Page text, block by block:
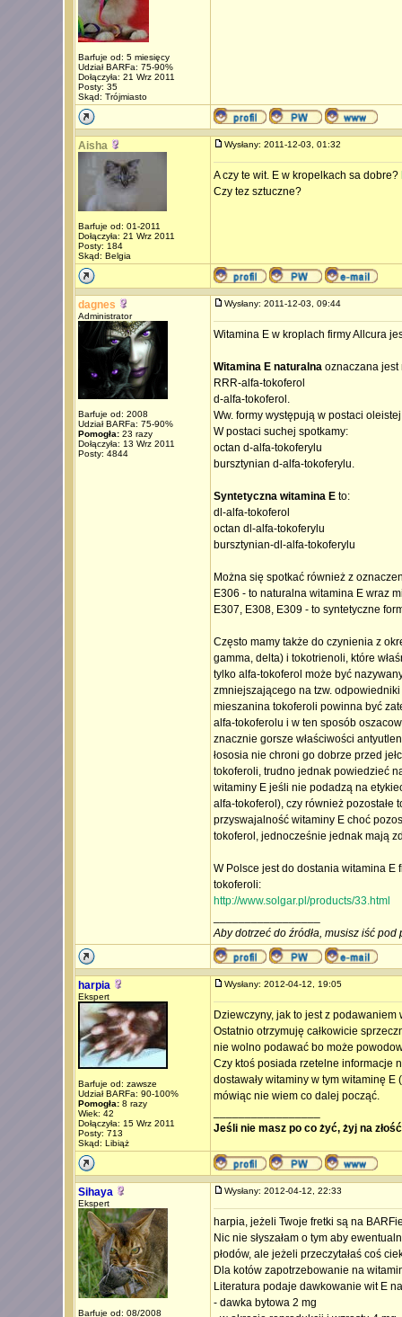
Barfuje od: 5 miesięcy
Udział BARFa: 75-90%
Dołączyła: 21 Wrz 2011
Posty: 35
Skąd: Trójmiasto
Aisha
Barfuje od: 01-2011
Dołączyła: 21 Wrz 2011
Posty: 184
Skąd: Belgia
Wysłany: 2011-12-03, 01:32
A czy te wit. E w kropelkach sa dobre?
Czy tez sztuczne?
dagnes
Administrator
Barfuje od: 2008
Udział BARFa: 75-90%
Pomogła:23 razy
Dołączyła: 13 Wrz 2011
Posty: 4844
Wysłany: 2011-12-03, 09:44
Witamina E w kroplach firmy Allcura
Witamina E naturalna oznaczana jest
RRR-alfa-tokoferol
d-alfa-tokoferol.
Ww. formy występują w postaci
W postaci suchej spotkamy:
octan d-alfa-tokoferylu
bursztynian d-alfa-tokoferylu.
Syntetyczna witamina Eto:
dl-alfa-tokoferol
octan dl-alfa-tokoferylu
bursztynian-dl-alfa-tokoferylu
Można się spotkać również z
E306 - to naturalna witamina E wraz
E307, E308, E309 - to syntetyczne
Często mamy także do czynienia z
gamma, delta) i tokotrienoli, które
tylko alfa-tokoferol może być
zmniejszającego na tzw.
mieszanina tokoferoli powinna być
alfa-tokoferolu i w ten sposób
znacznie gorsze właściwości
łososia nie chroni go dobrze przed
tokoferoli, trudno jednak powiedzieć
witaminy E jeśli nie podadzą na
alfa-tokoferol), czy również
przyswajalność witaminy E choć
tokoferol, jednocześnie jednak mają
W Polsce jest do dostania witamina E
tokoferoli:
http://www.solgar.pl/products/33.html
Aby dotrzeć do źródła, musisz iść pod
harpia
Ekspert
Barfuje od: zawsze
Udział BARFa: 90-100%
Pomogła:8 razy
Wiek: 42
Dołączyła: 15 Wrz 2011
Posty: 713
Skąd: Libiąż
Wysłany: 2012-04-12, 19:05
Dziewczyny, jak to jest z podawaniem
Ostatnio otrzymuję całkowicie
nie wolno podawać bo może
Czy ktoś posiada rzetelne informacje
dostawały witaminy w tym witaminę
mówiąc nie wiem co dalej począć.
Jeśli nie masz po co żyć, żyj na
Sihaya
Ekspert
Barfuje od: 08/2008
Wysłany: 2012-04-12, 22:33
harpia, jeżeli Twoje fretki są na
Nic nie słyszałam o tym aby
płodów, ale jeżeli przeczytałaś coś
Dla kotów zapotrzebowanie na
Literatura podaje dawkowanie wit E
- dawka bytowa 2 mg